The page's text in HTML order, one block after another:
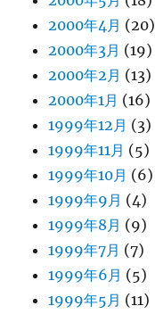
2000年4月 (20)
2000年3月 (19)
2000年2月 (13)
2000年1月 (16)
1999年12月 (3)
1999年11月 (5)
1999年10月 (6)
1999年9月 (4)
1999年8月 (9)
1999年7月 (7)
1999年6月 (5)
1999年5月 (11)